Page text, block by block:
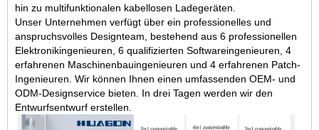
hin zu multifunktionalen kabellosen Ladegeräten.
Unser Unternehmen verfügt über ein professionelles und
anspruchsvolles Designteam, bestehend aus 6 professionellen
Elektronikingenieuren, 6 qualifizierten Softwareingenieuren, 4
erfahrenen Maschinenbauingenieuren und 4 erfahrenen Patch-
Ingenieuren. Wir können Ihnen einen umfassenden OEM- und
ODM-Designservice bieten. In drei Tagen werden wir den
Entwurfsentwurf erstellen.